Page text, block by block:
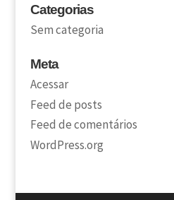
Categorias
Sem categoria
Meta
Acessar
Feed de posts
Feed de comentários
WordPress.org